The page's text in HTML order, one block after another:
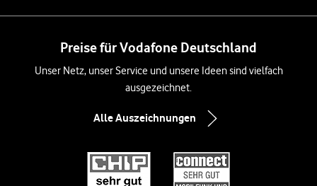
Preise für Vodafone Deutschland
Unser Netz, unser Service und unsere Ideen sind vielfach
ausgezeichnet.
Alle Auszeichnungen